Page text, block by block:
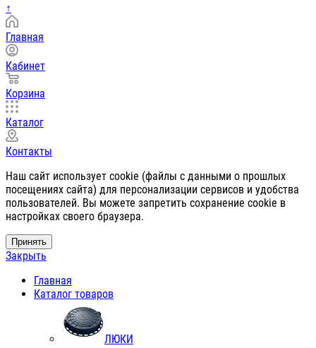
↑
Главная
Кабинет
Корзина
Каталог
Контакты
Наш сайт использует cookie (файлы с данными о прошлых
посещениях сайта) для персонализации сервисов и удобства
пользователей. Вы можете запретить сохранение cookie в
настройках своего браузера.
Принять
Закрыть
Главная
Каталог товаров
ЛЮКИ